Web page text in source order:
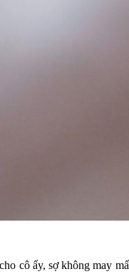
cô ấy, sợ không may